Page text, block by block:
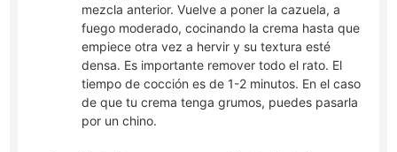
mezcla anterior. Vuelve a poner la cazuela, a
fuego moderado, cocinando la crema hasta que
empiece otra vez a hervir y su textura esté
densa. Es importante remover todo el rato. El
tiempo de cocción es de 1-2 minutos. En el caso
de que tu crema tenga grumos, puedes pasarla
por un chino.